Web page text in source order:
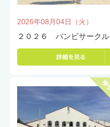
2026年08月04日（火）
２０２６ バンビサークル